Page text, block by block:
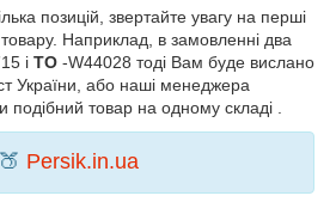
позицій, звертайте увагу на перші
Наприклад, в замовленні два
і TO -W44028 тоді Вам буде вислано
України, або наші менеджера
подібний товар на одному складі .
🍑 Persik.in.ua